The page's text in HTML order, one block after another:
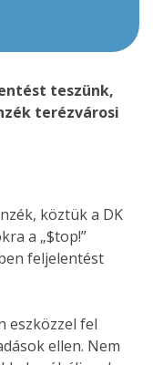
teszünk,
terézvárosi
köztük a DK
a „$top!”
feljelentést
eszközzel fel
ellen. Nem